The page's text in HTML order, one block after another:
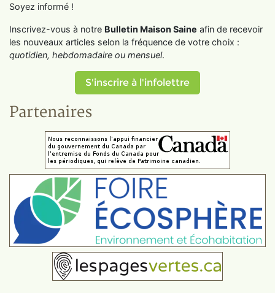
Soyez informé !
Inscrivez-vous à notre Bulletin Maison Saine afin de recevoir
les nouveaux articles selon la fréquence de votre choix :
quotidien, hebdomadaire ou mensuel.
S'inscrire à l'infolettre
Partenaires